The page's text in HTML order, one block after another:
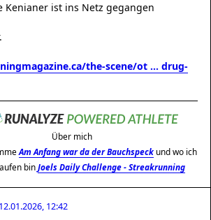
Kenianer ist ins Netz gegangen
the-scene/ot ... drug-
Über mich
Am Anfang war da der Bauchspeckund wo ich
binJoels Daily Challenge - Streakrunning
12.01.2026, 12:42